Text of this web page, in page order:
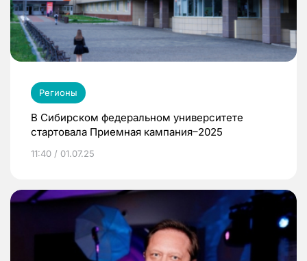
Регионы
В Сибирском федеральном университете
стартовала Приемная кампания–2025
11:40 / 01.07.25